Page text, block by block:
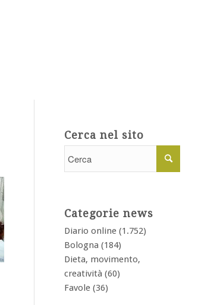
Cerca nel sito
Categorie news
Diario online (1.752)
Bologna (184)
Dieta, movimento,
creatività (60)
Favole (36)